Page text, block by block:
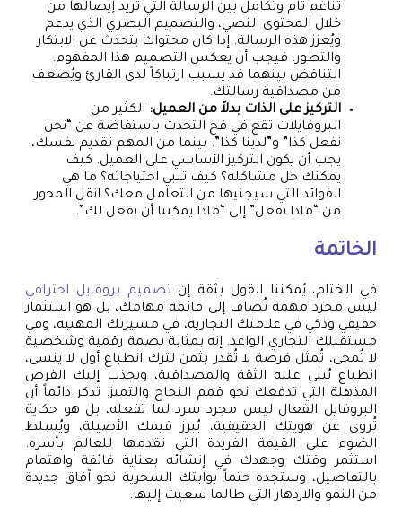
تناغم تام وتكامل بين الرسالة التي تريد إيصالها من
خلال المحتوى النصي، والتصميم البصري الذي يدعم
ويُعزز هذه الرسالة. إذا كان محتواك يتحدث عن الابتكار
والتطور، فيجب أن يعكس التصميم هذا المفهوم.
التناقض بينهما قد يسبب ارتباكاً لدى القارئ ويُضعف
من مصداقية رسالتك.
التركيز على الذات بدلاً من العميل: الكثير من
البروفايلات تقع في فخ التحدث باستفاضة عن “نحن
نفعل كذا” و”لدينا كذا”. بينما من المهم تقديم نفسك،
يجب أن يكون التركيز الأساسي على العميل. كيف
يمكنك حل مشاكله؟ كيف تلبي احتياجاته؟ ما هي
الفوائد التي سيجنيها من التعامل معك؟ انقل المحور
من “ماذا نفعل” إلى “ماذا يمكننا أن نفعل لك”.
الخاتمة
في الختام، يُمكننا القول بثقة إن تصميم بروفايل احترافي
ليس مجرد مهمة تُضاف إلى قائمة مهامك، بل هو استثمار
حقيقي وذكي في علامتك التجارية، في مسيرتك المهنية، وفي
مستقبلك التجاري الواعد. إنه بمثابة بصمة رقمية وشخصية
لا تُمحى، تُمثل فرصة لا تُقدر بثمن لترك انطباع أول لا ينسى،
انطباع يُبنى عليه الثقة والمصداقية، ويجذب إليك الفرص
المذهلة التي تدفعك نحو قمم النجاح والتميز. تذكر دائماً أن
البروفايل الفعال ليس مجرد سرد لما تفعله، بل هو حكاية
تُروى عن هويتك الحقيقية، يُبرز قيمك الأصيلة، ويُسلط
الضوء على القيمة الفريدة التي تقدمها للعالم بأسره.
استثمر وقتك وجهدك في إنشائه بعناية فائقة واهتمام
بالتفاصيل، وستجده حتماً بوابتك السحرية نحو آفاق جديدة
من النمو والازدهار التي طالما سعيت إليها.